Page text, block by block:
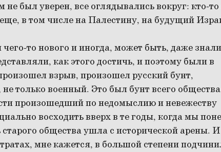
был уверен, все оглядывались вокруг: кто-
в том числе на Палестину, на будущий
то нового и иногда, может быть, даже
как этого достичь, и поэтому были в
взрыв, произошел русский бунт,
только военный. Это был бунт всего
произошедший по недомыслию и невежеству
восходить вверх в те годы, когда мы
общества ушла с исторической арены. И
мне кажется, в большой степени